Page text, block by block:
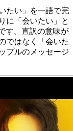
たい」を一語で完
に「会いたい」と
す。直訳の意味が
ではなく「会いた
プルのメッセージ